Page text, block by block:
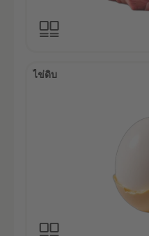
ไข่ดิบ